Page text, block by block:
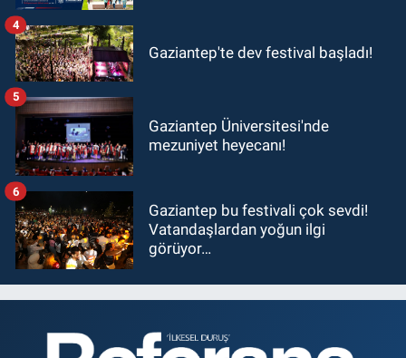
Gaziantep'te dev festival başladı!
4
Gaziantep Üniversitesi'nde
mezuniyet heyecanı!
5
Gaziantep bu festivali çok sevdi!
Vatandaşlardan yoğun ilgi
görüyor…
6